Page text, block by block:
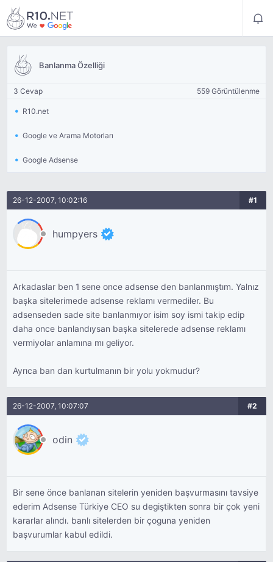
Banlanma Özelliği
3 Cevap 559 Görüntülenme
R10.net
Google ve Arama Motorları
Google Adsense
26-12-2007, 10:02:16 #1
humpyers
Arkadaslar ben 1 sene once adsense den banlanmıştım. Yalnız
başka sitelerimede adsense reklamı vermediler. Bu
adsenseden sade site banlanmıyor isim soy ismi takip edip
daha once banlandıysan başka sitelerede adsense reklamı
vermiyolar anlamına mı geliyor.
Ayrıca ban dan kurtulmanın bir yolu yokmudur?
26-12-2007, 10:07:07 #2
odin
Bir sene önce banlanan sitelerin yeniden başvurmasını tavsiye
ederim Adsense Türkiye CEO su degiştikten sonra bir çok yeni
kararlar alındı. banlı sitelerden bir çoguna yeniden
başvurumlar kabul edildi.